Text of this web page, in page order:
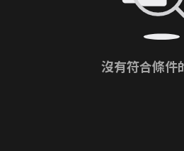
沒有符合條件